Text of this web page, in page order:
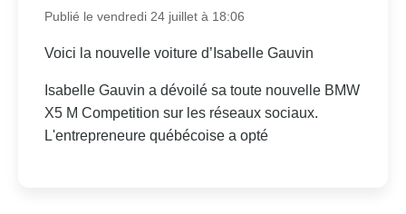
Publié le vendredi 24 juillet à 18:06
Voici la nouvelle voiture d’Isabelle Gauvin
Isabelle Gauvin a dévoilé sa toute nouvelle BMW
X5 M Competition sur les réseaux sociaux.
L'entrepreneure québécoise a opté